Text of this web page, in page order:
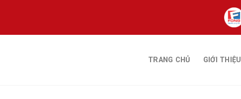
TRANG CHỦ GIỚI THIỆU